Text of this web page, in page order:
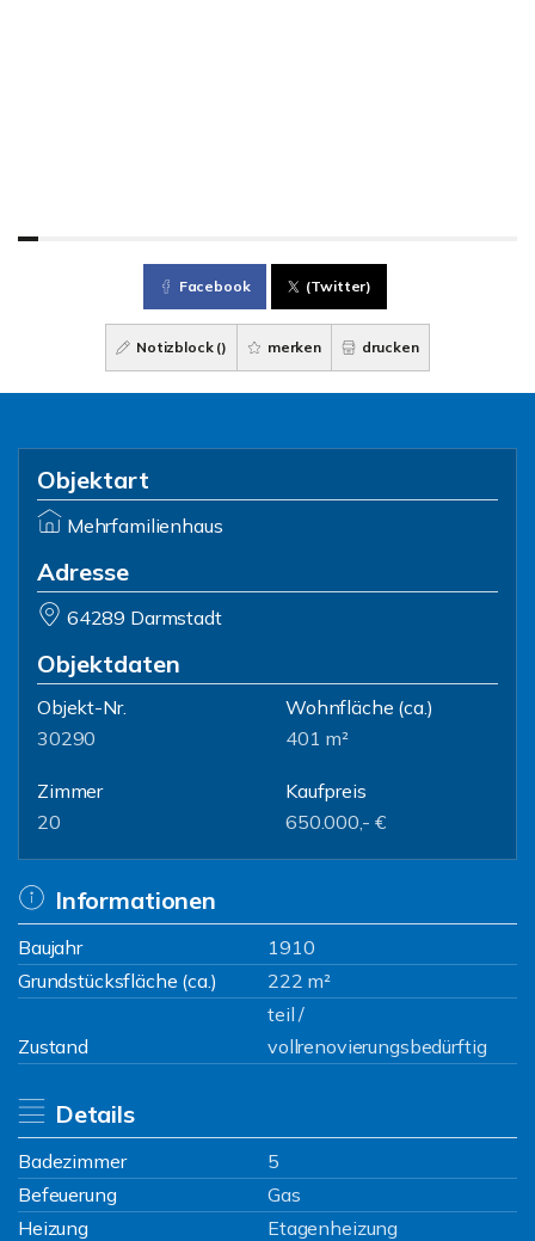
Facebook (Twitter)
Notizblock () merken drucken
Objektart
Mehrfamilienhaus
Adresse
64289 Darmstadt
Objektdaten
Objekt-Nr.
30290
Wohnfläche (ca.)
401 m²
Zimmer
20
Kaufpreis
650.000,- €
Informationen
Baujahr
1910
Grundstücksfläche (ca.)
222 m²
Zustand
teil /
vollrenovierungsbedürftig
Details
Badezimmer
5
Befeuerung
Gas
Heizung
Etagenheizung